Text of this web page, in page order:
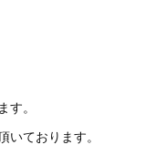
。
ております。